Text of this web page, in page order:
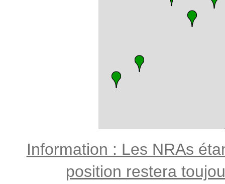
Information : Les NRAs
position restera